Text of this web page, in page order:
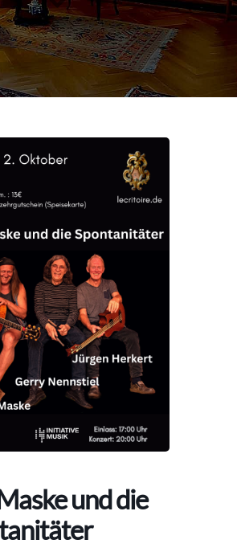
und die